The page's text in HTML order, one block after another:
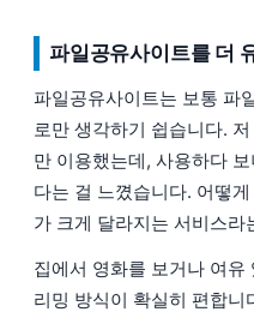
파일공유사이트를 더
파일공유사이트는 보통 파
로만 생각하기 쉽습니다.
만 이용했는데, 사용하다
다는 걸 느꼈습니다. 어떻
가 크게 달라지는 서비스
집에서 영화를 보거나 여
리밍 방식이 확실히 편합니